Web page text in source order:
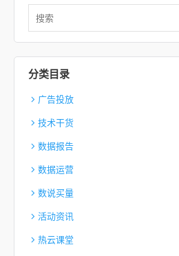
Search for:
分类目录
广告投放
技术干货
数据报告
数据运营
数说买量
活动资讯
热云课堂